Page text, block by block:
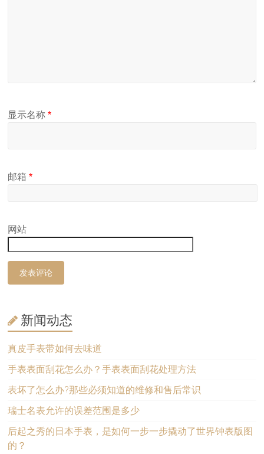
显示名称*
邮箱*
网站
新闻动态
真皮手表带如何去味道
手表表面刮花怎么办？手表表面刮花处理方法
表坏了怎么办?那些必须知道的维修和售后常识
瑞士名表允许的误差范围是多少
后起之秀的日本手表，是如何一步一步撬动了世界钟表版图
的？